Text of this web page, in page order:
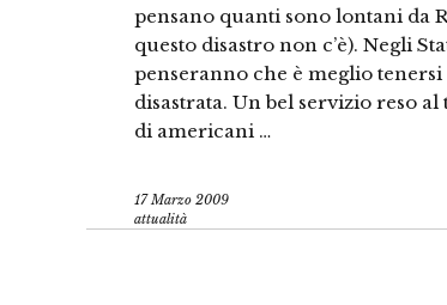
pensano quanti sono lontani da
questo disastro non c’è). Negli
penseranno che è meglio
disastrata. Un bel servizio reso
di americani …
17 Marzo 2009
attualità